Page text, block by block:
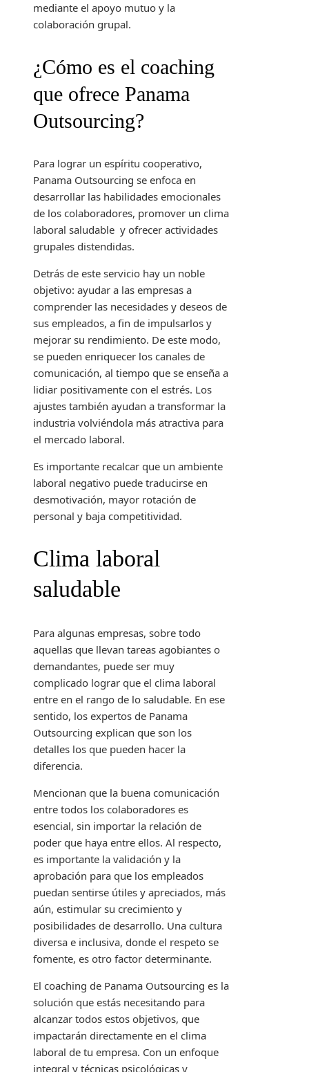
mediante el apoyo mutuo y la
colaboración grupal.
¿Cómo es el coaching
que ofrece Panama
Outsourcing?
Para lograr un espíritu cooperativo,
Panama Outsourcing se enfoca en
desarrollar las habilidades emocionales
de los colaboradores, promover un clima
laboral saludable y ofrecer actividades
grupales distendidas.
Detrás de este servicio hay un noble
objetivo: ayudar a las empresas a
comprender las necesidades y deseos de
sus empleados, a fin de impulsarlos y
mejorar su rendimiento. De este modo,
se pueden enriquecer los canales de
comunicación, al tiempo que se enseña a
lidiar positivamente con el estrés. Los
ajustes también ayudan a transformar la
industria volviéndola más atractiva para
el mercado laboral.
Es importante recalcar que un ambiente
laboral negativo puede traducirse en
desmotivación, mayor rotación de
personal y baja competitividad.
Clima laboral
saludable
Para algunas empresas, sobre todo
aquellas que llevan tareas agobiantes o
demandantes, puede ser muy
complicado lograr que el clima laboral
entre en el rango de lo saludable. En ese
sentido, los expertos de Panama
Outsourcing explican que son los
detalles los que pueden hacer la
diferencia.
Mencionan que la buena comunicación
entre todos los colaboradores es
esencial, sin importar la relación de
poder que haya entre ellos. Al respecto,
es importante la validación y la
aprobación para que los empleados
puedan sentirse útiles y apreciados, más
aún, estimular su crecimiento y
posibilidades de desarrollo. Una cultura
diversa e inclusiva, donde el respeto se
fomente, es otro factor determinante.
El coaching de Panama Outsourcing es la
solución que estás necesitando para
alcanzar todos estos objetivos, que
impactarán directamente en el clima
laboral de tu empresa. Con un enfoque
integral y técnicas psicológicas y